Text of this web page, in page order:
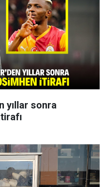
yıllar sonra